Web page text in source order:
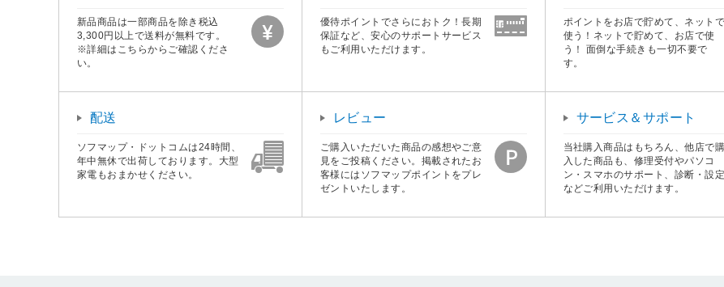
新品商品は一部商品を除き税込
3,300円以上で送料が無料です。
※詳細はこちらからご確認くださ
い。
優待ポイントでさらにおトク！長期
保証など、安心のサポートサービス
もご利用いただけます。
ポイントをお店で貯めて、ネットで
使う！ネットで貯めて、お店で使
う！ 面倒な手続きも一切不要で
す。
配送
ソフマップ・ドットコムは24時間、
年中無休で出荷しております。大型
家電もおまかせください。
レビュー
ご購入いただいた商品の感想やご意
見をご投稿ください。掲載されたお
客様にはソフマップポイントをプレ
ゼントいたします。
サービス＆サポート
当社購入商品はもちろん、他店で購
入した商品も、修理受付やパソコ
ン・スマホのサポート、診断・設定
などご利用いただけます。